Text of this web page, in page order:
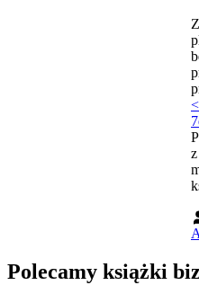
Polecamy książki